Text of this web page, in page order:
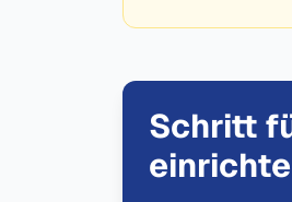
Schritt